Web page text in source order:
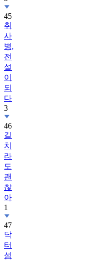
45
취
사
병,
전
설
이
되
다
3
46
길
치
라
도
괜
찮
아
1
47
닥
터
섬